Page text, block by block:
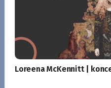
Loreena McKennitt |